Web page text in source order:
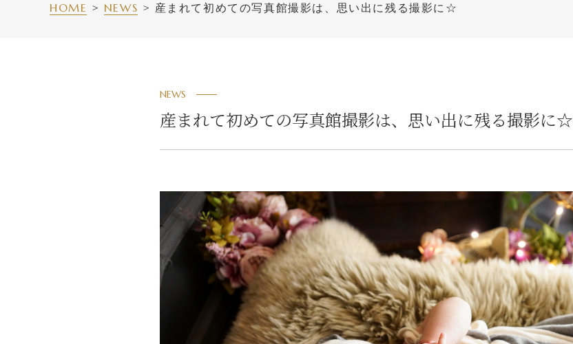
HOME NEWS 産まれて初めての写真館撮影は、思い出に残る撮影に☆
NEWS
産まれて初めての写真館撮影は、思い出に残る撮影に☆